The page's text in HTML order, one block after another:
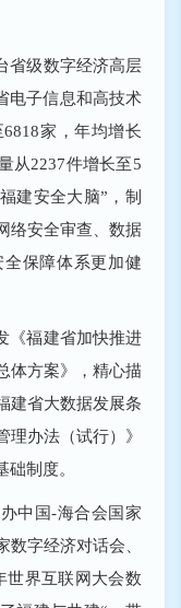
省级数字经济高层
电子信息和高技术
家，年均增长
从2237件增长至5
建安全大脑”，制
络安全审查、数据
保障体系更加健
《福建省加快推进
体方案》，精心描
建省大数据发展条
办法（试行）》
制度。
中国-海合会国家
字经济对话会、
世界互联网大会数